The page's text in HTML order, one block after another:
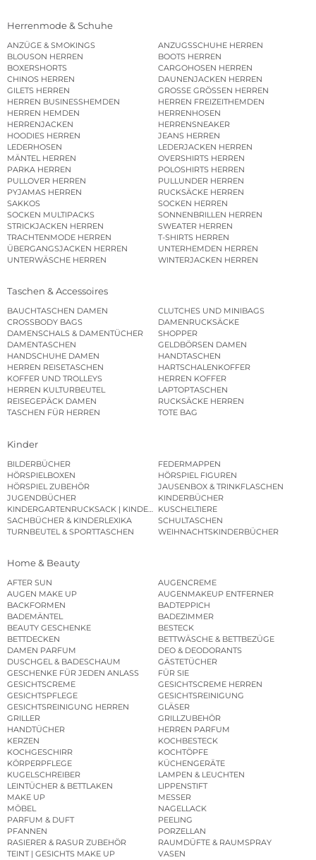
Herrenmode & Schuhe
ANZÜGE & SMOKINGS
ANZUGSSCHUHE HERREN
BLOUSON HERREN
BOOTS HERREN
BOXERSHORTS
CARGOHOSEN HERREN
CHINOS HERREN
DAUNENJACKEN HERREN
GILETS HERREN
GROSSE GRÖSSEN HERREN
HERREN BUSINESSHEMDEN
HERREN FREIZEITHEMDEN
HERREN HEMDEN
HERRENHOSEN
HERRENJACKEN
HERRENSNEAKER
HOODIES HERREN
JEANS HERREN
LEDERHOSEN
LEDERJACKEN HERREN
MÄNTEL HERREN
OVERSHIRTS HERREN
PARKA HERREN
POLOSHIRTS HERREN
PULLOVER HERREN
PULLUNDER HERREN
PYJAMAS HERREN
RUCKSÄCKE HERREN
SAKKOS
SOCKEN HERREN
SOCKEN MULTIPACKS
SONNENBRILLEN HERREN
STRICKJACKEN HERREN
SWEATER HERREN
TRACHTENMODE HERREN
T-SHIRTS HERREN
ÜBERGANGSJACKEN HERREN
UNTERHEMDEN HERREN
UNTERWÄSCHE HERREN
WINTERJACKEN HERREN
Taschen & Accessoires
BAUCHTASCHEN DAMEN
CLUTCHES UND MINIBAGS
CROSSBODY BAGS
DAMENRUCKSÄCKE
DAMENSCHALS & DAMENTÜCHER
SHOPPER
DAMENTASCHEN
GELDBÖRSEN DAMEN
HANDSCHUHE DAMEN
HANDTASCHEN
HERREN REISETASCHEN
HARTSCHALENKOFFER
KOFFER UND TROLLEYS
HERREN KOFFER
HERREN KULTURBEUTEL
LAPTOPTASCHEN
REISEGEPÄCK DAMEN
RUCKSÄCKE HERREN
TASCHEN FÜR HERREN
TOTE BAG
Kinder
BILDERBÜCHER
FEDERMAPPEN
HÖRSPIELBOXEN
HÖRSPIEL FIGUREN
HÖRSPIEL ZUBEHÖR
JAUSENBOX & TRINKFLASCHEN
JUGENDBÜCHER
KINDERBÜCHER
KINDERGARTENRUCKSACK | KINDERGARTENBEUTEL
KUSCHELTIERE
SACHBÜCHER & KINDERLEXIKA
SCHULTASCHEN
TURNBEUTEL & SPORTTASCHEN
WEIHNACHTSKINDERBÜCHER
Home & Beauty
AFTER SUN
AUGENCREME
AUGEN MAKE UP
AUGENMAKEUP ENTFERNER
BACKFORMEN
BADTEPPICH
BADEMÄNTEL
BADEZIMMER
BEAUTY GESCHENKE
BESTECK
BETTDECKEN
BETTWÄSCHE & BETTBEZÜGE
DAMEN PARFUM
DEO & DEODORANTS
DUSCHGEL & BADESCHAUM
GÄSTETÜCHER
GESCHENKE FÜR JEDEN ANLASS
FÜR SIE
GESICHTSCREME
GESICHTSCREME HERREN
GESICHTSPFLEGE
GESICHTSREINIGUNG
GESICHTSREINIGUNG HERREN
GLÄSER
GRILLER
GRILLZUBEHÖR
HANDTÜCHER
HERREN PARFUM
KERZEN
KOCHBESTECK
KOCHGESCHIRR
KOCHTÖPFE
KÖRPERPFLEGE
KÜCHENGERÄTE
KUGELSCHREIBER
LAMPEN & LEUCHTEN
LEINTÜCHER & BETTLAKEN
LIPPENSTIFT
MAKE UP
MESSER
MÖBEL
NAGELLACK
PARFUM & DUFT
PEELING
PFANNEN
PORZELLAN
RASIERER & RASUR ZUBEHÖR
RAUMDÜFTE & RAUMSPRAY
TEINT | GESICHTS MAKE UP
VASEN